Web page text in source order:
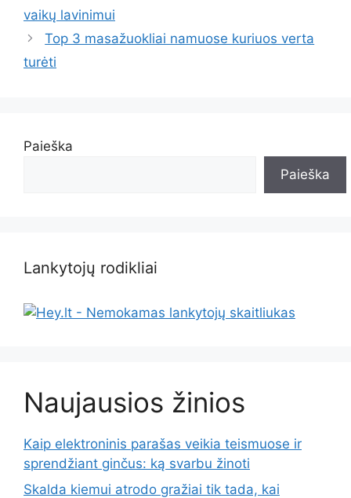
vaikų lavinimui
Top 3 masažuokliai namuose kuriuos verta
turėti
Paieška
Paieška
Lankytojų rodikliai
Naujausios žinios
Kaip elektroninis parašas veikia teismuose ir
sprendžiant ginčus: ką svarbu žinoti
Skalda kiemui atrodo gražiai tik tada, kai